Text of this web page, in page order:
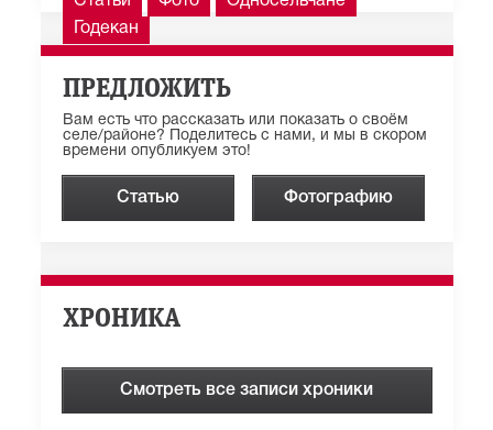
Годекан
ПРЕДЛОЖИТЬ
Вам есть что рассказать или показать о своём
селе/районе? Поделитесь с нами, и мы в скором
времени опубликуем это!
Статью Фотографию
ХРОНИКА
Смотреть все записи хроники